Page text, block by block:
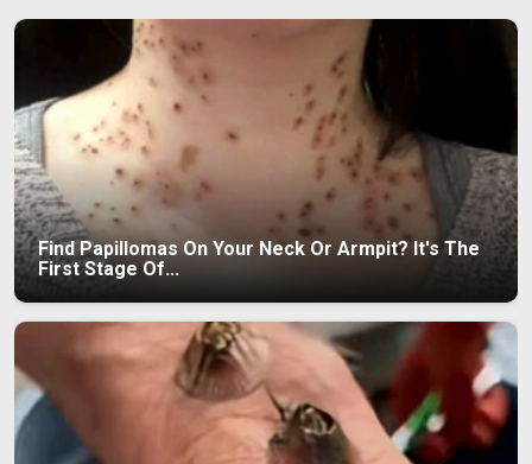
Find Papillomas On Your Neck Or Armpit? It's The
First Stage Of...